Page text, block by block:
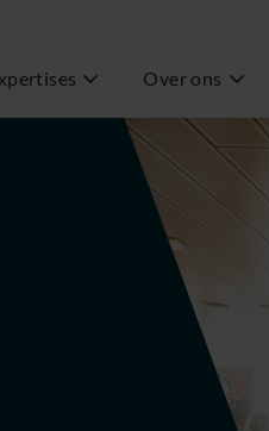
Over ons